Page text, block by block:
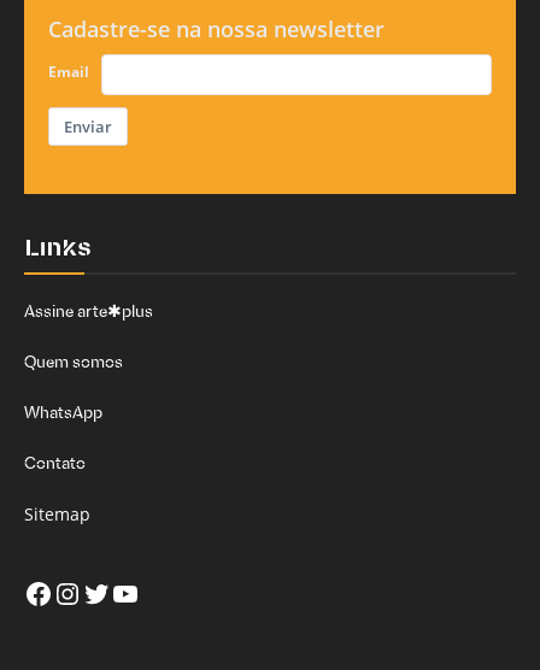
Cadastre-se na nossa newsletter
Email
Enviar
Links
Assine arte✱plus
Quem somos
WhatsApp
Contato
Sitemap
Facebook
Instagram
Twitter
Youtube